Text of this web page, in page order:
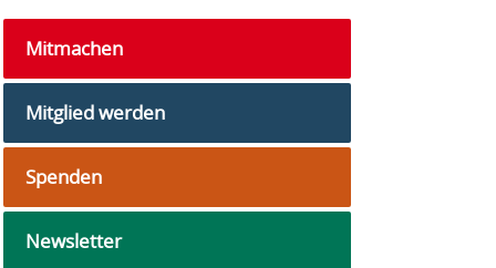
Mitmachen
Mitglied werden
Spenden
Newsletter